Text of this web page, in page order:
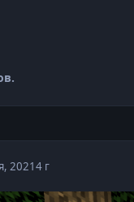
20214 г